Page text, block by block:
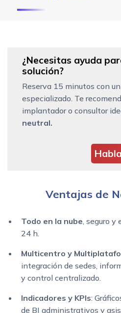
¿Necesitas ayuda
solución?
Reserva 15 minutos con
especializado. Te
implantador o consultor
neutral.
Ventajas de
Todo en la nube , seguro
24 h.
Multicentro y
integración de sedes,
y control centralizado.
Indicadores y KPIs:
de BI administrativos y